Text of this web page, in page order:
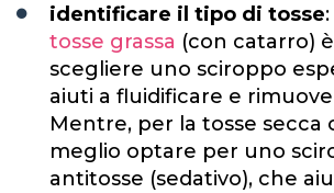
identificare il tipo di tosse
tosse grassa (con catarro)
scegliere uno sciroppo
aiuti a fluidificare e
Mentre, per la tosse secca
meglio optare per uno
antitosse (sedativo), che